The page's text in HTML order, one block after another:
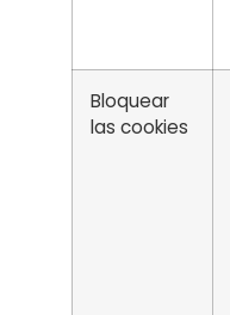
Bloquear
las cookies